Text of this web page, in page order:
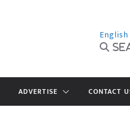
English
ADVERTISE CONTACT